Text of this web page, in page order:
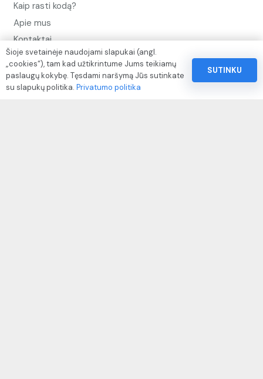
Kaip rasti kodą?
Apie mus
Kontaktai
Privatumo politika
Pinigų ir prekių grąžinimo politika
Šioje svetainėje naudojami slapukai (angl.
„cookies“), tam kad užtikrintume Jums teikiamų
paslaugų kokybę. Tęsdami naršymą Jūs sutinkate
su slapukų politika. Privatumo politika
SUTINKU